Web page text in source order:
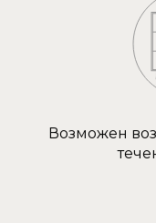
Возможен